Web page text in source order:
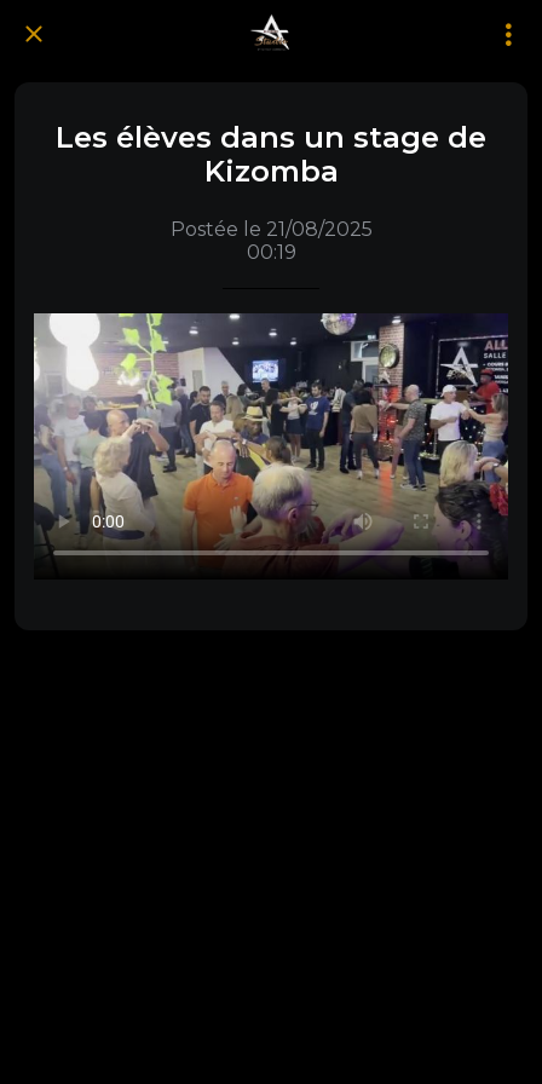
Les élèves dans un stage de
Kizomba
Postée le 21/08/2025
00:19